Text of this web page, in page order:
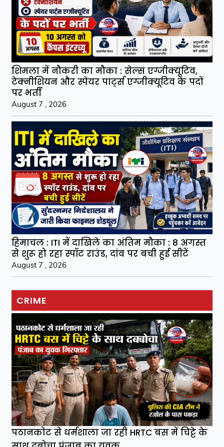
शिमला में नौकरी का मौका : सेल्स एग्जीक्यूटिव,
टेक्नीशियन और स्पेयर पार्ट्स एग्जीक्यूटिव के पदों
पर भर्ती
August 7 , 2026
हिमाचल : ITI में दाखिले का अंतिम मौका : 8 अगस्त
से शुरू हो रहा स्पॉट राउंड, दांव पर बची हुई सीटें
August 7 , 2026
CRIME
पठानकोट से धर्मशाला जा रही HRTC बस में चिट्टे के